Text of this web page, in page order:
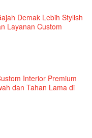
Demak Lebih Stylish
Layanan Custom
Interior Premium
dan Tahan Lama di